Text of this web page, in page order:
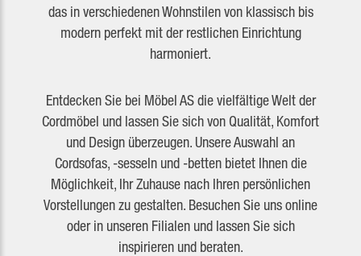
das in verschiedenen Wohnstilen von klassisch bis
modern perfekt mit der restlichen Einrichtung
harmoniert.
Entdecken Sie bei Möbel AS die vielfältige Welt der
Cordmöbel und lassen Sie sich von Qualität, Komfort
und Design überzeugen. Unsere Auswahl an
Cordsofas, -sesseln und -betten bietet Ihnen die
Möglichkeit, Ihr Zuhause nach Ihren persönlichen
Vorstellungen zu gestalten. Besuchen Sie uns online
oder in unseren Filialen und lassen Sie sich
inspirieren und beraten.